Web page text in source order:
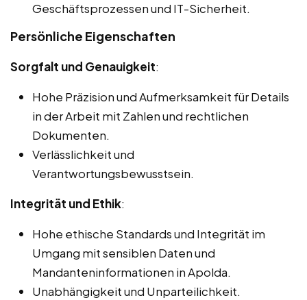
Geschäftsprozessen und IT-Sicherheit.
Persönliche Eigenschaften
Sorgfalt und Genauigkeit:
Hohe Präzision und Aufmerksamkeit für Details
in der Arbeit mit Zahlen und rechtlichen
Dokumenten.
Verlässlichkeit und
Verantwortungsbewusstsein.
Integrität und Ethik:
Hohe ethische Standards und Integrität im
Umgang mit sensiblen Daten und
Mandanteninformationen in Apolda.
Unabhängigkeit und Unparteilichkeit.